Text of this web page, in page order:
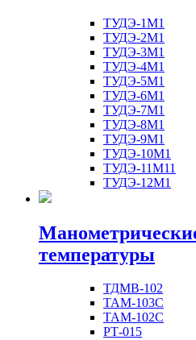
ТУДЭ-1М1
ТУДЭ-2М1
ТУДЭ-3М1
ТУДЭ-4М1
ТУДЭ-5М1
ТУДЭ-6М1
ТУДЭ-7М1
ТУДЭ-8М1
ТУДЭ-9М1
ТУДЭ-10М1
ТУДЭ-11М11
ТУДЭ-12М1
температуры
ТДМВ-102
ТАМ-103С
ТАМ-102С
РТ-015